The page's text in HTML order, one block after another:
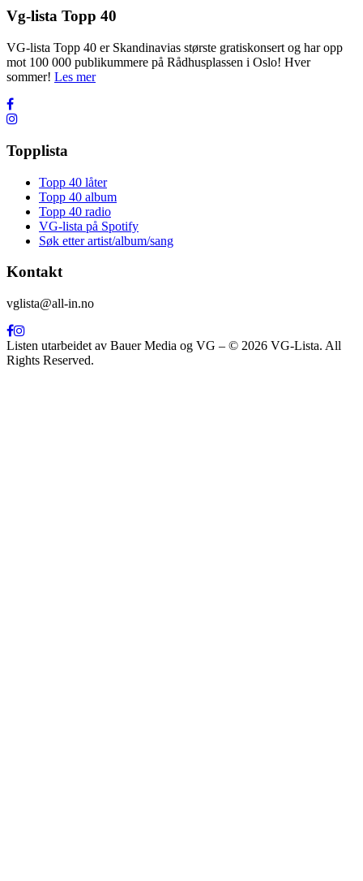
Vg-lista Topp 40
VG-lista Topp 40 er Skandinavias største gratiskonsert og har opp
mot 100 000 publikummere på Rådhusplassen i Oslo! Hver
sommer! Les mer
Topplista
Topp 40 låter
Topp 40 album
Topp 40 radio
VG-lista på Spotify
Søk etter artist/album/sang
Kontakt
vglista@all-in.no
Listen utarbeidet av Bauer Media og VG – © 2026 VG-Lista. All
Rights Reserved.